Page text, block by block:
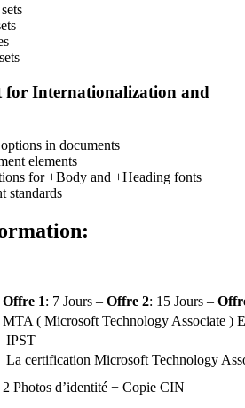
for Internationalization and
in documents
elements
for +Body and +Heading fonts
standards
Offre 1: 7 Jours – Offre 2: 15 Jours –
MTA ( Microsoft Technology Associate )
IPST
La certification Microsoft Technology
2 Photos d’identité + Copie CIN